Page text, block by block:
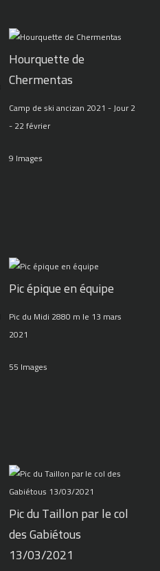
Hourquette de
Chermentas
Camp de ski ancizan 2021 - Jour 2
- 22 février
9 Images
Pic épique en équipe
Pic du Midi 2880 m le 13 mars
2021
55 Images
Pic du Taillon par le col
des Gabiétous
13/03/2021